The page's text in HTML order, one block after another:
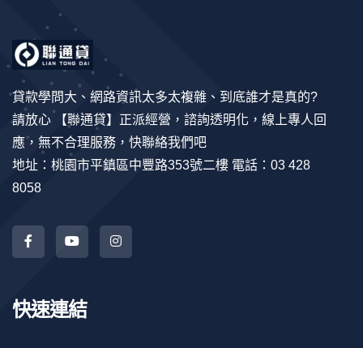
貸款學問大、網路資訊太多太複雜、到底誰才是真的?
請放心 【聯通貸】正派經營，諮詢透明化，線上專人回
應，無不合理服務，快聯絡我們吧
地址：桃園市平鎮區中豐路353號二樓 電話：03 428
8058
快速連結